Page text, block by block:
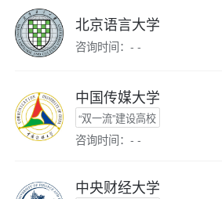
北京语言大学
咨询时间：- -
中国传媒大学
“双一流”建设高校
咨询时间：- -
中央财经大学